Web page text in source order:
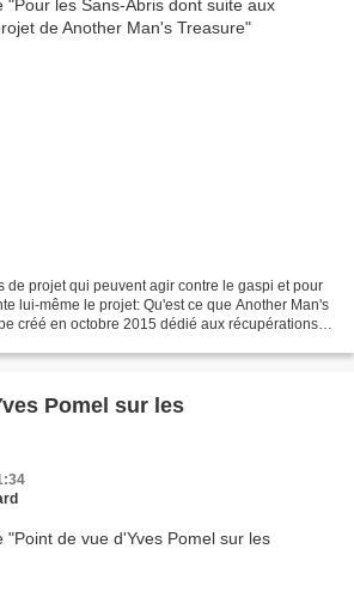
de projet qui peuvent agir contre le gaspi et pour
lui-même le projet: Qu'est ce que Another Man's
créé en octobre 2015 dédié aux récupérations
Pomel sur les